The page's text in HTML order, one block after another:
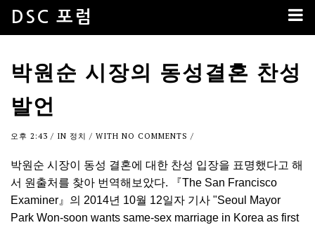
DSC 포럼
박원순 시장의 동성결혼 찬성
발언
오후 2:43 / IN 정치 / WITH NO COMMENTS /
박원순 시장이 동성 결혼에 대한 찬성 입장을 표명했다고 해
서 원출처를 찾아 번역해보았다. 『The San Francisco
Examiner』의 2014년 10월 12일자 기사 "Seoul Mayor
Park Won-soon wants same-sex marriage in Korea as first